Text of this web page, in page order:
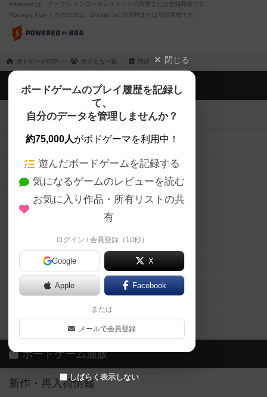
※Android は、グーグル インコーポレイテッドの商標または登録商標です。
※Google Play とそのロゴは、Google Inc.の商標または登録商標です。
ボドゲーマTOP ボドとも一覧 時計 閉じる
ボードゲームのプレイ履歴を記録し
て、
自分のデータを管理しませんか？
約75,000人がボドゲーマを利用中！
遊んだボードゲームを記録する
気になるゲームのレビューを読む
お気に入り作品・所有リストの共
有
ログイン / 会員登録（10秒）
Google X
Apple Facebook
または
メールで会員登録
しばらく表示しない
ボドゲーマTOP
ボードゲームを検索する
ボードゲームの新着レビュー
ボードゲーム会情報
メカニクス特集
掲示板・トピックス
ボドとも・会員一覧
ボードゲーム業界コラム
ボドゲーマご利用案内
ボードゲーム通販
新作・再入荷情報